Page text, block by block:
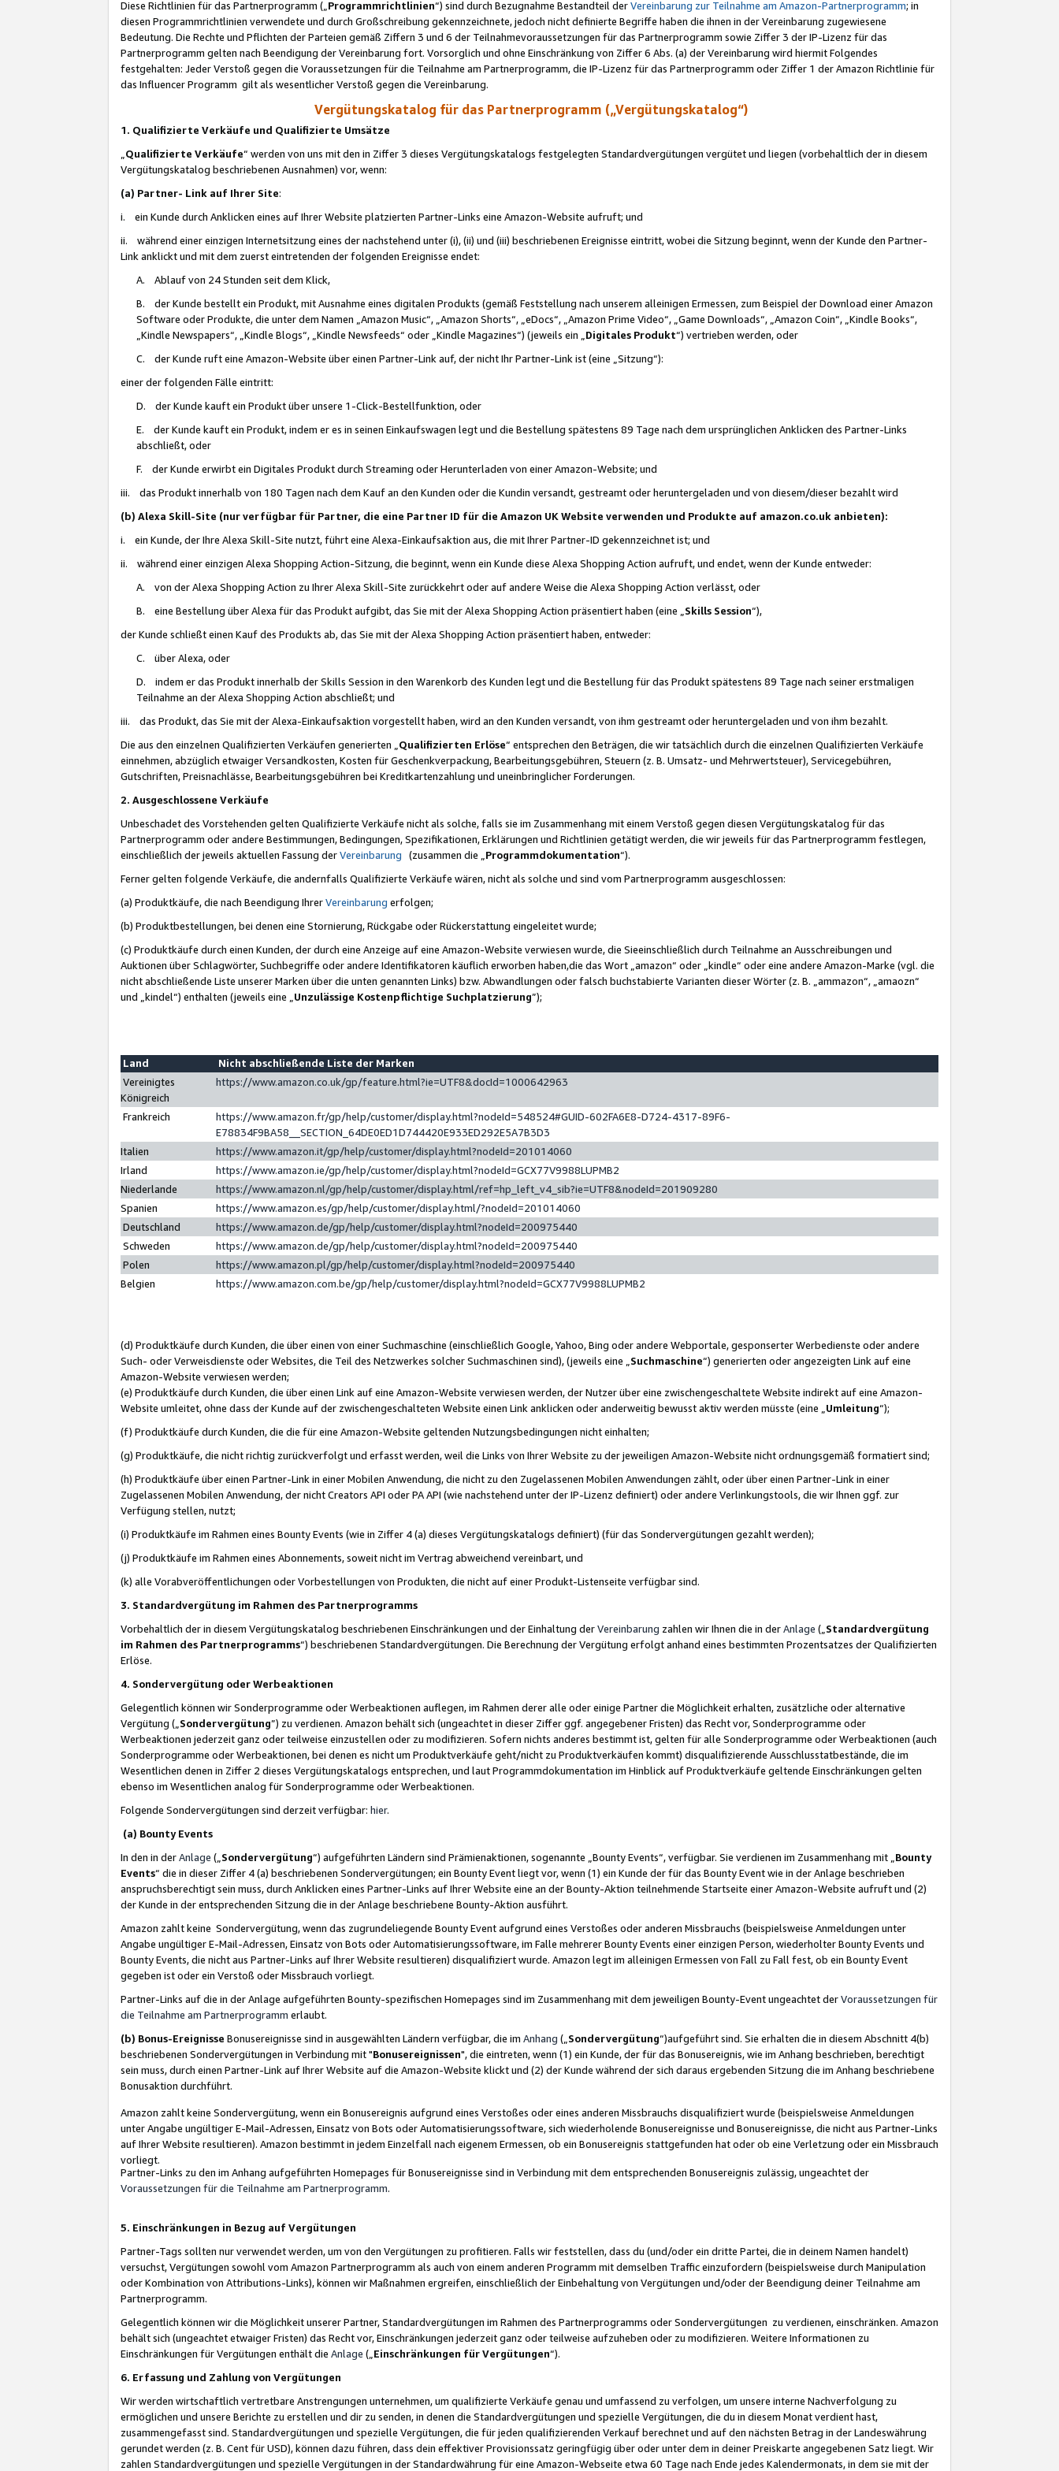
Diese Richtlinien für das Partnerprogramm („Programmrichtlinien“) sind durch Bezugnahme Bestandteil derVereinbarung zur Teilnahme am Amazon-Partnerprogramm; in
diesen Programmrichtlinien verwendete und durch Großschreibung gekennzeichnete, jedoch nicht definierte Begriffe haben die ihnen in der Vereinbarung zugewiesene
Bedeutung. Die Rechte und Pflichten der Parteien gemäß Ziffern 3 und 6 der Teilnahmevoraussetzungen für das Partnerprogramm sowie Ziffer 3 der IP-Lizenz für das
Partnerprogramm gelten nach Beendigung der Vereinbarung fort. Vorsorglich und ohne Einschränkung von Ziffer 6 Abs. (a) der Vereinbarung wird hiermit Folgendes
festgehalten: Jeder Verstoß gegen die Voraussetzungen für die Teilnahme am Partnerprogramm, die IP-Lizenz für das Partnerprogramm oder Ziffer 1 der Amazon Richtlinie für
das Influencer Programm gilt als wesentlicher Verstoß gegen die Vereinbarung.
Vergütungskatalog für das Partnerprogramm („Vergütungskatalog“)
1. Qualifizierte Verkäufe und Qualifizierte Umsätze
Qualifizierte Verkäufe“ werden von uns mit den in Ziffer 3 dieses Vergütungskatalogs festgelegten Standardvergütungen vergütet und liegen (vorbehaltlich der in diesem
Vergütungskatalog beschriebenen Ausnahmen) vor, wenn:
(a) Partner- Link auf Ihrer Site:
i. ein Kunde durch Anklicken eines auf Ihrer Website platzierten Partner-Links eine Amazon-Website aufruft; und
ii. während einer einzigen Internetsitzung eines der nachstehend unter (i), (ii) und (iii) beschriebenen Ereignisse eintritt, wobei die Sitzung beginnt, wenn der Kunde den Partner-
Link anklickt und mit dem zuerst eintretenden der folgenden Ereignisse endet:
A. Ablauf von 24 Stunden seit dem Klick,
B. der Kunde bestellt ein Produkt, mit Ausnahme eines digitalen Produkts (gemäß Feststellung nach unserem alleinigen Ermessen, zum Beispiel der Download einer Amazon
Software oder Produkte, die unter dem Namen „Amazon Music“, „Amazon Shorts“, „eDocs“, „Amazon Prime Video“, „Game Downloads“, „Amazon Coin“, „Kindle Books“,
„Kindle Newspapers“, „Kindle Blogs“, „Kindle Newsfeeds“ oder „Kindle Magazines“) (jeweils ein „ Digitales Produkt“) vertrieben werden, oder
C. der Kunde ruft eine Amazon-Website über einen Partner-Link auf, der nicht Ihr Partner-Link ist (eine „Sitzung“):
einer der folgenden Fälle eintritt:
D. der Kunde kauft ein Produkt über unsere 1-Click-Bestellfunktion, oder
E. der Kunde kauft ein Produkt, indem er es in seinen Einkaufswagen legt und die Bestellung spätestens 89 Tage nach dem ursprünglichen Anklicken des Partner-Links
abschließt, oder
F. der Kunde erwirbt ein Digitales Produkt durch Streaming oder Herunterladen von einer Amazon-Website; und
iii. das Produkt innerhalb von 180 Tagen nach dem Kauf an den Kunden oder die Kundin versandt, gestreamt oder heruntergeladen und von diesem/dieser bezahlt wird
(b) Alexa Skill-Site (nur verfügbar für Partner, die eine Partner ID für die Amazon UK Website verwenden und Produkte auf amazon.co.uk anbieten):
i. ein Kunde, der Ihre Alexa Skill-Site nutzt, führt eine Alexa-Einkaufsaktion aus, die mit Ihrer Partner-ID gekennzeichnet ist; und
ii. während einer einzigen Alexa Shopping Action-Sitzung, die beginnt, wenn ein Kunde diese Alexa Shopping Action aufruft, und endet, wenn der Kunde entweder:
A. von der Alexa Shopping Action zu Ihrer Alexa Skill-Site zurückkehrt oder auf andere Weise die Alexa Shopping Action verlässt, oder
B. eine Bestellung über Alexa für das Produkt aufgibt, das Sie mit der Alexa Shopping Action präsentiert haben (eine „ Skills Session“),
der Kunde schließt einen Kauf des Produkts ab, das Sie mit der Alexa Shopping Action präsentiert haben, entweder:
C. über Alexa, oder
D. indem er das Produkt innerhalb der Skills Session in den Warenkorb des Kunden legt und die Bestellung für das Produkt spätestens 89 Tage nach seiner erstmaligen
Teilnahme an der Alexa Shopping Action abschließt; und
iii. das Produkt, das Sie mit der Alexa-Einkaufsaktion vorgestellt haben, wird an den Kunden versandt, von ihm gestreamt oder heruntergeladen und von ihm bezahlt.
Die aus den einzelnen Qualifizierten Verkäufen generierten „ Qualifizierten Erlöse“ entsprechen den Beträgen, die wir tatsächlich durch die einzelnen Qualifizierten Verkäufe
einnehmen, abzüglich etwaiger Versandkosten, Kosten für Geschenkverpackung, Bearbeitungsgebühren, Steuern (z. B. Umsatz- und Mehrwertsteuer), Servicegebühren,
Gutschriften, Preisnachlässe, Bearbeitungsgebühren bei Kreditkartenzahlung und uneinbringlicher Forderungen.
2. Ausgeschlossene Verkäufe
Unbeschadet des Vorstehenden gelten Qualifizierte Verkäufe nicht als solche, falls sie im Zusammenhang mit einem Verstoß gegen diesen Vergütungskatalog für das
Partnerprogramm oder andere Bestimmungen, Bedingungen, Spezifikationen, Erklärungen und Richtlinien getätigt werden, die wir jeweils für das Partnerprogramm festlegen,
einschließlich der jeweils aktuellen Fassung derVereinbarung (zusammen die „ Programmdokumentation“).
Ferner gelten folgende Verkäufe, die andernfalls Qualifizierte Verkäufe wären, nicht als solche und sind vom Partnerprogramm ausgeschlossen:
(a) Produktkäufe, die nach Beendigung IhrerVereinbarung erfolgen;
(b) Produktbestellungen, bei denen eine Stornierung, Rückgabe oder Rückerstattung eingeleitet wurde;
(c) Produktkäufe durch einen Kunden, der durch eine Anzeige auf eine Amazon-Website verwiesen wurde, die Sieeinschließlich durch Teilnahme an Ausschreibungen und
Auktionen über Schlagwörter, Suchbegriffe oder andere Identifikatoren käuflich erworben haben,die das Wort „amazon“ oder „kindle“ oder eine andere Amazon-Marke (vgl. die
nicht abschließende Liste unserer Marken über die unten genannten Links) bzw. Abwandlungen oder falsch buchstabierte Varianten dieser Wörter (z. B. „ammazon“, „amaozn“
und „kindel“) enthalten (jeweils eine „ Unzulässige Kostenpflichtige Suchplatzierung”);
Land
Nicht abschließende Liste der Marken
Vereinigtes
Königreich
https://www.amazon.co.uk/gp/feature.html?ie=UTF8&docId=1000642963
Frankreich
https://www.amazon.fr/gp/help/customer/display.html?nodeId=548524#GUID-602FA6E8-D724-4317-89F6-
E78834F9BA58__SECTION_64DE0ED1D744420E933ED292E5A7B3D3
Italien
https://www.amazon.it/gp/help/customer/display.html?nodeId=201014060
Irland
https://www.amazon.ie/gp/help/customer/display.html?nodeId=GCX77V9988LUPMB2
Niederlande
https://www.amazon.nl/gp/help/customer/display.html/ref=hp_left_v4_sib?ie=UTF8&nodeId=201909280
Spanien
https://www.amazon.es/gp/help/customer/display.html/?nodeId=201014060
Deutschland
https://www.amazon.de/gp/help/customer/display.html?nodeId=200975440
Schweden
https://www.amazon.de/gp/help/customer/display.html?nodeId=200975440
Polen
https://www.amazon.pl/gp/help/customer/display.html?nodeId=200975440
Belgien
https://www.amazon.com.be/gp/help/customer/display.html?nodeId=GCX77V9988LUPMB2
(d) Produktkäufe durch Kunden, die über einen von einer Suchmaschine (einschließlich Google, Yahoo, Bing oder andere Webportale, gesponserter Werbedienste oder andere
Such- oder Verweisdienste oder Websites, die Teil des Netzwerkes solcher Suchmaschinen sind), (jeweils eine „ Suchmaschine“) generierten oder angezeigten Link auf eine
Amazon-Website verwiesen werden;
(e) Produktkäufe durch Kunden, die über einen Link auf eine Amazon-Website verwiesen werden, der Nutzer über eine zwischengeschaltete Website indirekt auf eine Amazon-
Website umleitet, ohne dass der Kunde auf der zwischengeschalteten Website einen Link anklicken oder anderweitig bewusst aktiv werden müsste (eine „ Umleitung“);
(f) Produktkäufe durch Kunden, die die für eine Amazon-Website geltenden Nutzungsbedingungen nicht einhalten;
(g) Produktkäufe, die nicht richtig zurückverfolgt und erfasst werden, weil die Links von Ihrer Website zu der jeweiligen Amazon-Website nicht ordnungsgemäß formatiert sind;
(h) Produktkäufe über einen Partner-Link in einer Mobilen Anwendung, die nicht zu den Zugelassenen Mobilen Anwendungen zählt, oder über einen Partner-Link in einer
Zugelassenen Mobilen Anwendung, der nicht Creators API oder PA API (wie nachstehend unter der IP-Lizenz definiert) oder andere Verlinkungstools, die wir Ihnen ggf. zur
Verfügung stellen, nutzt;
(i) Produktkäufe im Rahmen eines Bounty Events (wie in Ziffer 4 (a) dieses Vergütungskatalogs definiert) (für das Sondervergütungen gezahlt werden);
(j) Produktkäufe im Rahmen eines Abonnements, soweit nicht im Vertrag abweichend vereinbart, und
(k) alle Vorabveröffentlichungen oder Vorbestellungen von Produkten, die nicht auf einer Produkt-Listenseite verfügbar sind.
3. Standardvergütung im Rahmen des Partnerprogramms
Vorbehaltlich der in diesem Vergütungskatalog beschriebenen Einschränkungen und der Einhaltung derVereinbarung zahlen wir Ihnen die in derAnlage („ Standardvergütung
im Rahmen des Partnerprogramms“) beschriebenen Standardvergütungen. Die Berechnung der Vergütung erfolgt anhand eines bestimmten Prozentsatzes der Qualifizierten
Erlöse.
4. Sondervergütung oder Werbeaktionen
Gelegentlich können wir Sonderprogramme oder Werbeaktionen auflegen, im Rahmen derer alle oder einige Partner die Möglichkeit erhalten, zusätzliche oder alternative
Vergütung („ Sondervergütung”) zu verdienen. Amazon behält sich (ungeachtet in dieser Ziffer ggf. angegebener Fristen) das Recht vor, Sonderprogramme oder
Werbeaktionen jederzeit ganz oder teilweise einzustellen oder zu modifizieren. Sofern nichts anderes bestimmt ist, gelten für alle Sonderprogramme oder Werbeaktionen (auch
Sonderprogramme oder Werbeaktionen, bei denen es nicht um Produktverkäufe geht/nicht zu Produktverkäufen kommt) disqualifizierende Ausschlusstatbestände, die im
Wesentlichen denen in Ziffer 2 dieses Vergütungskatalogs entsprechen, und laut Programmdokumentation im Hinblick auf Produktverkäufe geltende Einschränkungen gelten
ebenso im Wesentlichen analog für Sonderprogramme oder Werbeaktionen.
Folgende Sondervergütungen sind derzeit verfügbar: hier.
(a) Bounty Events
In den in derAnlage („ Sondervergütung“) aufgeführten Ländern sind Prämienaktionen, sogenannte „Bounty Events“, verfügbar. Sie verdienen im Zusammenhang mit „ Bounty
Events“ die in dieser Ziffer 4 (a) beschriebenen Sondervergütungen; ein Bounty Event liegt vor, wenn (1) ein Kunde der für das Bounty Event wie in der Anlage beschrieben
anspruchsberechtigt sein muss, durch Anklicken eines Partner-Links auf Ihrer Website eine an der Bounty-Aktion teilnehmende Startseite einer Amazon-Website aufruft und (2)
der Kunde in der entsprechenden Sitzung die in der Anlage beschriebene Bounty-Aktion ausführt.
Amazon zahlt keine Sondervergütung, wenn das zugrundeliegende Bounty Event aufgrund eines Verstoßes oder anderen Missbrauchs (beispielsweise Anmeldungen unter
Angabe ungültiger E-Mail-Adressen, Einsatz von Bots oder Automatisierungssoftware, im Falle mehrerer Bounty Events einer einzigen Person, wiederholter Bounty Events und
Bounty Events, die nicht aus Partner-Links auf Ihrer Website resultieren) disqualifiziert wurde. Amazon legt im alleinigen Ermessen von Fall zu Fall fest, ob ein Bounty Event
gegeben ist oder ein Verstoß oder Missbrauch vorliegt.
Partner-Links auf die in der Anlage aufgeführten Bounty-spezifischen Homepages sind im Zusammenhang mit dem jeweiligen Bounty-Event ungeachtet derVoraussetzungen für
die Teilnahme am Partnerprogramm erlaubt.
(b) Bonus-Ereignisse Bonusereignisse sind in ausgewählten Ländern verfügbar, die im Anhang („ Sondervergütung“)aufgeführt sind. Sie erhalten die in diesem Abschnitt 4(b)
beschriebenen Sondervergütungen in Verbindung mit "Bonusereignissen", die eintreten, wenn (1) ein Kunde, der für das Bonusereignis, wie im Anhang beschrieben, berechtigt
sein muss, durch einen Partner-Link auf Ihrer Website auf die Amazon-Website klickt und (2) der Kunde während der sich daraus ergebenden Sitzung die im Anhang beschriebene
Bonusaktion durchführt.
Amazon zahlt keine Sondervergütung, wenn ein Bonusereignis aufgrund eines Verstoßes oder eines anderen Missbrauchs disqualifiziert wurde (beispielsweise Anmeldungen
unter Angabe ungültiger E-Mail-Adressen, Einsatz von Bots oder Automatisierungssoftware, sich wiederholende Bonusereignisse und Bonusereignisse, die nicht aus Partner-Links
auf Ihrer Website resultieren). Amazon bestimmt in jedem Einzelfall nach eigenem Ermessen, ob ein Bonusereignis stattgefunden hat oder ob eine Verletzung oder ein Missbrauch
vorliegt.
Partner-Links zu den im Anhang aufgeführten Homepages für Bonusereignisse sind in Verbindung mit dem entsprechenden Bonusereignis zulässig, ungeachtet der
Voraussetzungen für die Teilnahme am Partnerprogramm.
5. Einschränkungen in Bezug auf Vergütungen
Partner-Tags sollten nur verwendet werden, um von den Vergütungen zu profitieren. Falls wir feststellen, dass du (und/oder ein dritte Partei, die in deinem Namen handelt)
versuchst, Vergütungen sowohl vom Amazon Partnerprogramm als auch von einem anderen Programm mit demselben Traffic einzufordern (beispielsweise durch Manipulation
oder Kombination von Attributions-Links), können wir Maßnahmen ergreifen, einschließlich der Einbehaltung von Vergütungen und/oder der Beendigung deiner Teilnahme am
Partnerprogramm.
Gelegentlich können wir die Möglichkeit unserer Partner, Standardvergütungen im Rahmen des Partnerprogramms oder Sondervergütungen zu verdienen, einschränken. Amazon
behält sich (ungeachtet etwaiger Fristen) das Recht vor, Einschränkungen jederzeit ganz oder teilweise aufzuheben oder zu modifizieren. Weitere Informationen zu
Einschränkungen für Vergütungen enthält die Anlage („ Einschränkungen für Vergütungen“).
6. Erfassung und Zahlung von Vergütungen
Wir werden wirtschaftlich vertretbare Anstrengungen unternehmen, um qualifizierte Verkäufe genau und umfassend zu verfolgen, um unsere interne Nachverfolgung zu
ermöglichen und unsere Berichte zu erstellen und dir zu senden, in denen die Standardvergütungen und spezielle Vergütungen, die du in diesem Monat verdient hast,
zusammengefasst sind. Standardvergütungen und spezielle Vergütungen, die für jeden qualifizierenden Verkauf berechnet und auf den nächsten Betrag in der Landeswährung
gerundet werden (z. B. Cent für USD), können dazu führen, dass dein effektiver Provisionssatz geringfügig über oder unter dem in deiner Preiskarte angegebenen Satz liegt. Wir
zahlen Standardvergütungen und spezielle Vergütungen in der Standardwährung für eine Amazon-Webseite etwa 60 Tage nach Ende jedes Kalendermonats, in dem sie mit der